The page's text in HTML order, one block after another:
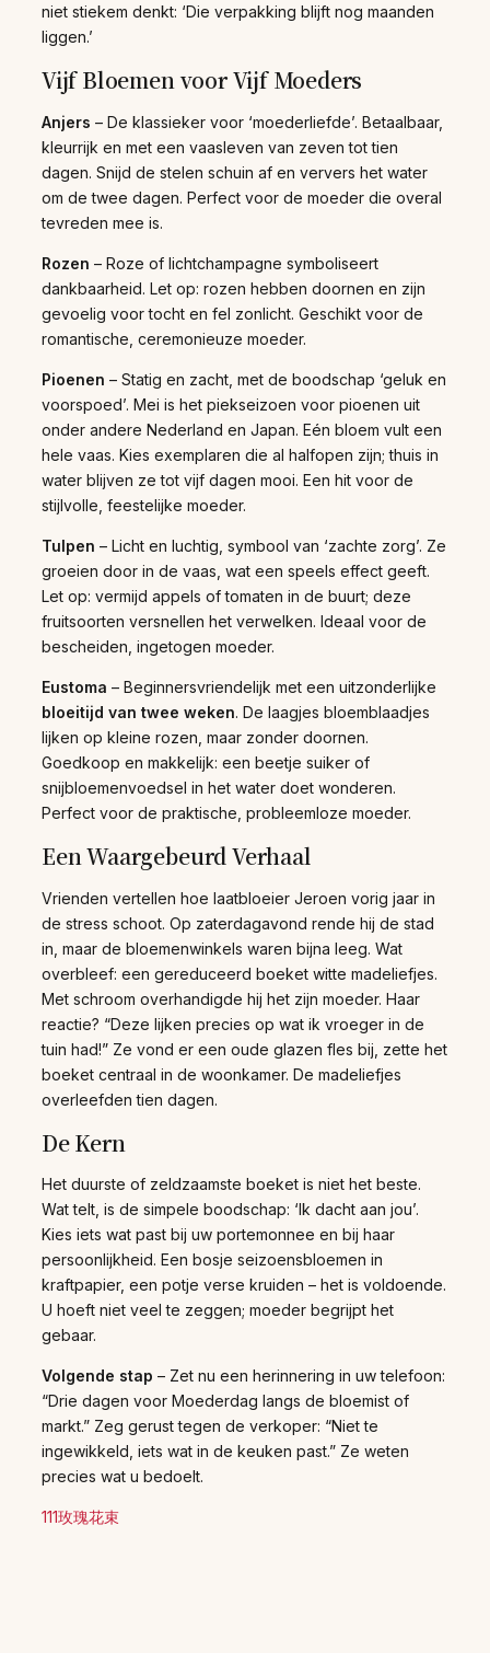
niet stiekem denkt: ‘Die verpakking blijft nog maanden
liggen.’
Vijf Bloemen voor Vijf Moeders
Anjers – De klassieker voor ‘moederliefde’. Betaalbaar,
kleurrijk en met een vaasleven van zeven tot tien
dagen. Snijd de stelen schuin af en ververs het water
om de twee dagen. Perfect voor de moeder die overal
tevreden mee is.
Rozen – Roze of lichtchampagne symboliseert
dankbaarheid. Let op: rozen hebben doornen en zijn
gevoelig voor tocht en fel zonlicht. Geschikt voor de
romantische, ceremonieuze moeder.
Pioenen – Statig en zacht, met de boodschap ‘geluk en
voorspoed’. Mei is het piekseizoen voor pioenen uit
onder andere Nederland en Japan. Eén bloem vult een
hele vaas. Kies exemplaren die al halfopen zijn; thuis in
water blijven ze tot vijf dagen mooi. Een hit voor de
stijlvolle, feestelijke moeder.
Tulpen – Licht en luchtig, symbool van ‘zachte zorg’. Ze
groeien door in de vaas, wat een speels effect geeft.
Let op: vermijd appels of tomaten in de buurt; deze
fruitsoorten versnellen het verwelken. Ideaal voor de
bescheiden, ingetogen moeder.
Eustoma – Beginnersvriendelijk met een uitzonderlijke
bloeitijd van twee weken. De laagjes bloemblaadjes
lijken op kleine rozen, maar zonder doornen.
Goedkoop en makkelijk: een beetje suiker of
snijbloemenvoedsel in het water doet wonderen.
Perfect voor de praktische, probleemloze moeder.
Een Waargebeurd Verhaal
Vrienden vertellen hoe laatbloeier Jeroen vorig jaar in
de stress schoot. Op zaterdagavond rende hij de stad
in, maar de bloemenwinkels waren bijna leeg. Wat
overbleef: een gereduceerd boeket witte madeliefjes.
Met schroom overhandigde hij het zijn moeder. Haar
reactie? “Deze lijken precies op wat ik vroeger in de
tuin had!” Ze vond er een oude glazen fles bij, zette het
boeket centraal in de woonkamer. De madeliefjes
overleefden tien dagen.
De Kern
Het duurste of zeldzaamste boeket is niet het beste.
Wat telt, is de simpele boodschap: ‘Ik dacht aan jou’.
Kies iets wat past bij uw portemonnee en bij haar
persoonlijkheid. Een bosje seizoensbloemen in
kraftpapier, een potje verse kruiden – het is voldoende.
U hoeft niet veel te zeggen; moeder begrijpt het
gebaar.
Volgende stap – Zet nu een herinnering in uw telefoon:
“Drie dagen voor Moederdag langs de bloemist of
markt.” Zeg gerust tegen de verkoper: “Niet te
ingewikkeld, iets wat in de keuken past.” Ze weten
precies wat u bedoelt.
111玫瑰花束